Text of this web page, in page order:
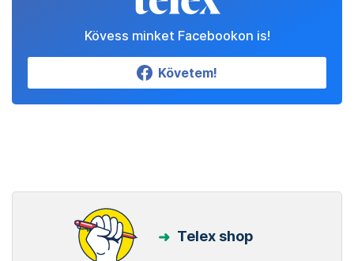
Kövess minket Facebookon is!
Követem!
Telex shop